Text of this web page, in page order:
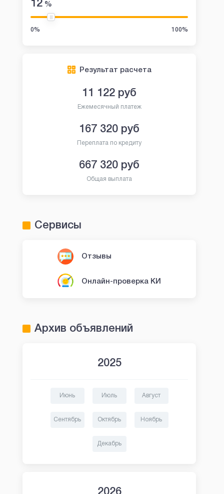
Займ в OneClickMoney Займы в Fin5
12 %
0% 100%
Результат расчета
11 122 руб
Ежемесячный платеж
167 320 руб
Переплата по кредиту
667 320 руб
Общая выплата
Сервисы
Отзывы
Онлайн-проверка КИ
Архив объявлений
2025
Июнь Июль Август
Сентябрь Октябрь Ноябрь
Декабрь
2026